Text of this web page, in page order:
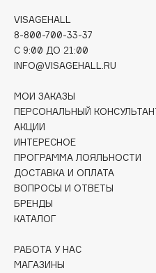
Clarins
Clarins Precious
Clinique
Clive Christian
Club De Nuit
Collagenina
Consly
Corimo
CosRX
Cottolina
Crescina
Curaprox
VISAGEHALL
8-800-700-33-37
C 9:00 ДО 21:00
INFO@VISAGEHALL.RU
МОИ ЗАКАЗЫ
ПЕРСОНАЛЬНЫЙ
АКЦИИ
ИНТЕРЕСНОЕ
ПРОГРАММА ЛОЯЛЬНОСТИ
ДОСТАВКА И ОПЛАТА
ВОПРОСЫ И ОТВЕТЫ
БРЕНДЫ
КАТАЛОГ
РАБОТА У НАС
МАГАЗИНЫ